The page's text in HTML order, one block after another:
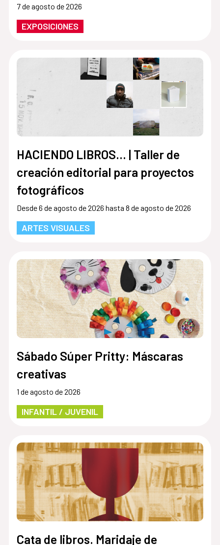
7 de agosto de 2026
EXPOSICIONES
HACIENDO LIBROS… | Taller de
creación editorial para proyectos
fotográficos
Desde 6 de agosto de 2026 hasta 8 de agosto de 2026
ARTES VISUALES
Sábado Súper Pritty: Máscaras
creativas
1 de agosto de 2026
INFANTIL / JUVENIL
Cata de libros. Maridaje de